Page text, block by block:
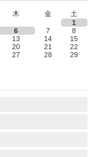
木 金
土
1
6 7
8
13 14
15
20 21
22
27 28
29